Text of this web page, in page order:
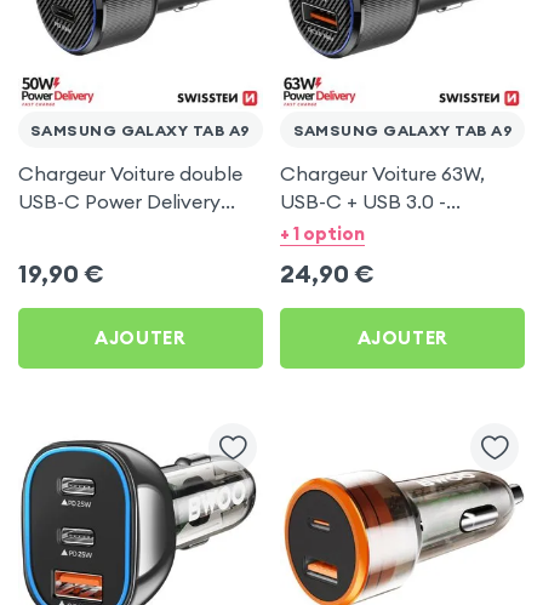
SAMSUNG GALAXY TAB A9
Chargeur Voiture double
USB-C Power Delivery
19,90 €
AJOUTER
SAMSUNG GALAXY TAB A9
Chargeur Voiture 63W,
USB-C + USB 3.0 -
Swissten pour Samsung
+ 1 option
24,90 €
AJOUTER